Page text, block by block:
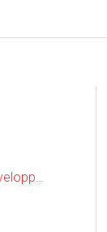
Recherche & Developpement